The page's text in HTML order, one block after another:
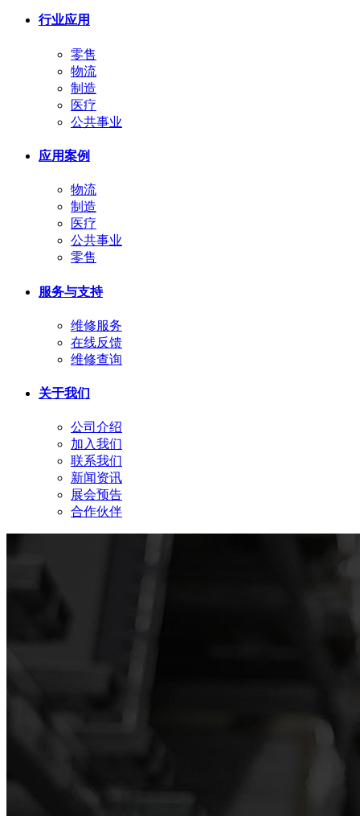
行业应用
零售
物流
制造
医疗
公共事业
应用案例
物流
制造
医疗
公共事业
零售
服务与支持
维修服务
在线反馈
维修查询
关于我们
公司介绍
加入我们
联系我们
新闻资讯
展会预告
合作伙伴